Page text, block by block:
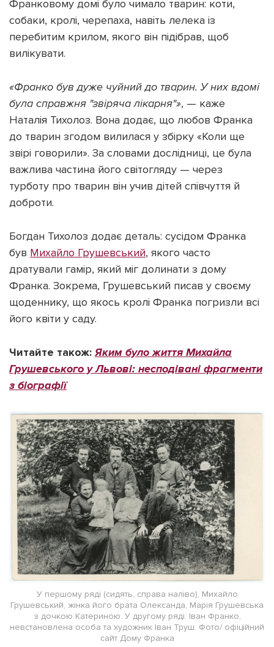
Франковому домі було чимало тварин: коти,
собаки, кролі, черепаха, навіть лелека із
перебитим крилом, якого він підібрав, щоб
вилікувати.
«Франко був дуже чуйний до тварин. У них вдомі
була справжня "звіряча лікарня"», — каже
Наталія Тихолоз. Вона додає, що любов Франка
до тварин згодом вилилася у збірку «Коли ще
звірі говорили». За словами дослідниці, це була
важлива частина його світогляду — через
турботу про тварин він учив дітей співчуття й
доброти.
Богдан Тихолоз додає деталь: сусідом Франка
був Михайло Грушевський, якого часто
дратували гамір, який міг долинати з дому
Франка. Зокрема, Грушевський писав у своєму
щоденнику, що якось кролі Франка погризли всі
його квіти у саду.
Читайте також: Яким було життя Михайла
Грушевського у Львові: несподівані фрагменти
з біографії
У першому ряді (сидять, справа наліво), Михайло
Грушевський, жінка його брата Олександа, Марія Грушевська
з дочкою Катериною. У другому ряді: Іван Франко,
невстановлена особа та художник Іван Труш. Фото/ офіційний
сайт Дому Франка